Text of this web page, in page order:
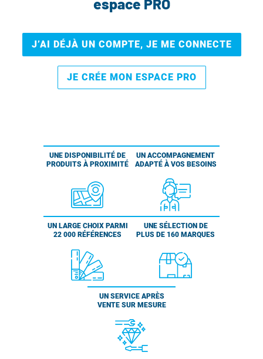
J’AI DÉJÀ UN COMPTE, JE ME CONNECTE
JE CRÉE MON ESPACE PRO
UNE DISPONIBILITÉ DE
PRODUITS À PROXIMITÉ
UN ACCOMPAGNEMENT
ADAPTÉ À VOS BESOINS
UN LARGE CHOIX PARMI
22 000 RÉFÉRENCES
UNE SÉLECTION DE
PLUS DE 160 MARQUES
UN SERVICE APRÈS
VENTE SUR MESURE